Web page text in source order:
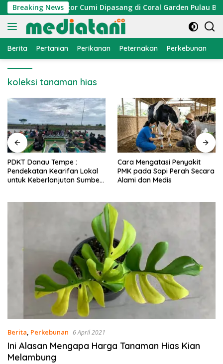
Langsung
ke
konten
Breaking News
Atraktor Cumi Dipasang di Coral Garden Pulau
Berita Pertanian Perikanan Peternakan Perkebunan
koleksi tanaman hias
PDKT Danau Tempe :
Pendekatan Kearifan Lokal
untuk Keberlanjutan Sumber
Cara Mengatasi Penyakit
PMK pada Sapi Perah Secara
Alami dan Medis
Berita, Perkebunan 6 April 2021
Ini Alasan Mengapa Harga Tanaman Hias Kian
Melambung